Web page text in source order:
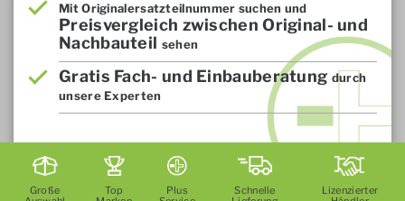
Mit Originalersatzteilnummer suchen und
Preisvergleich zwischen Original- und
Nachbauteil sehen
Gratis Fach- und Einbauberatung durch
unsere Experten
Große
Top
Plus
Schnelle
Lizenzierter